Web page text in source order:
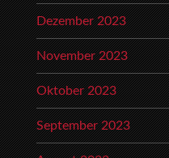
Dezember 2023
November 2023
Oktober 2023
September 2023